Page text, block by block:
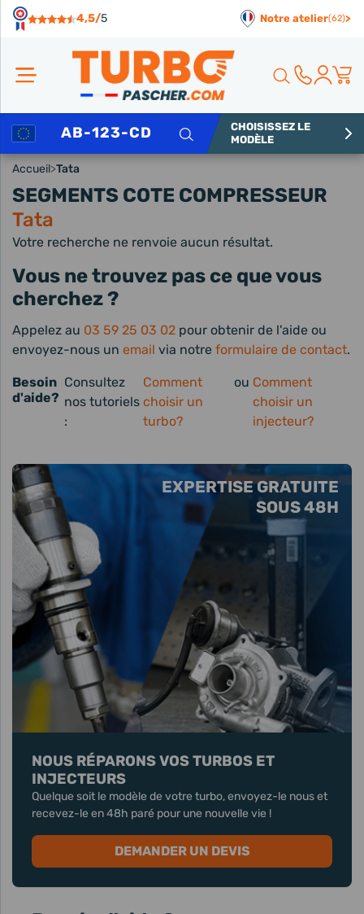
4,5/5 Notre atelier(62)>
Rechercher
CHOISISSEZ LE
MODÈLE
Accueil>Tata
SEGMENTS COTE COMPRESSEUR
Tata
EXPERTISE GRATUITE
SOUS 48H
NOUS RÉPARONS VOS TURBOS ET
INJECTEURS
Quelque soit le modèle de votre turbo, envoyez-le nous et
recevez-le en 48h paré pour une nouvelle vie !
DEMANDER UN DEVIS
Votre recherche ne renvoie aucun résultat.
Vous ne trouvez pas ce que vous
cherchez ?
Appelez au 03 59 25 03 02 pour obtenir de l'aide ou
envoyez-nous un email via notre formulaire de contact.
Besoin
d'aide?
Consultez
nos tutoriels
:
Comment
choisir un
turbo?
ou Comment
choisir un
injecteur?
Panneau de gestion des cookies